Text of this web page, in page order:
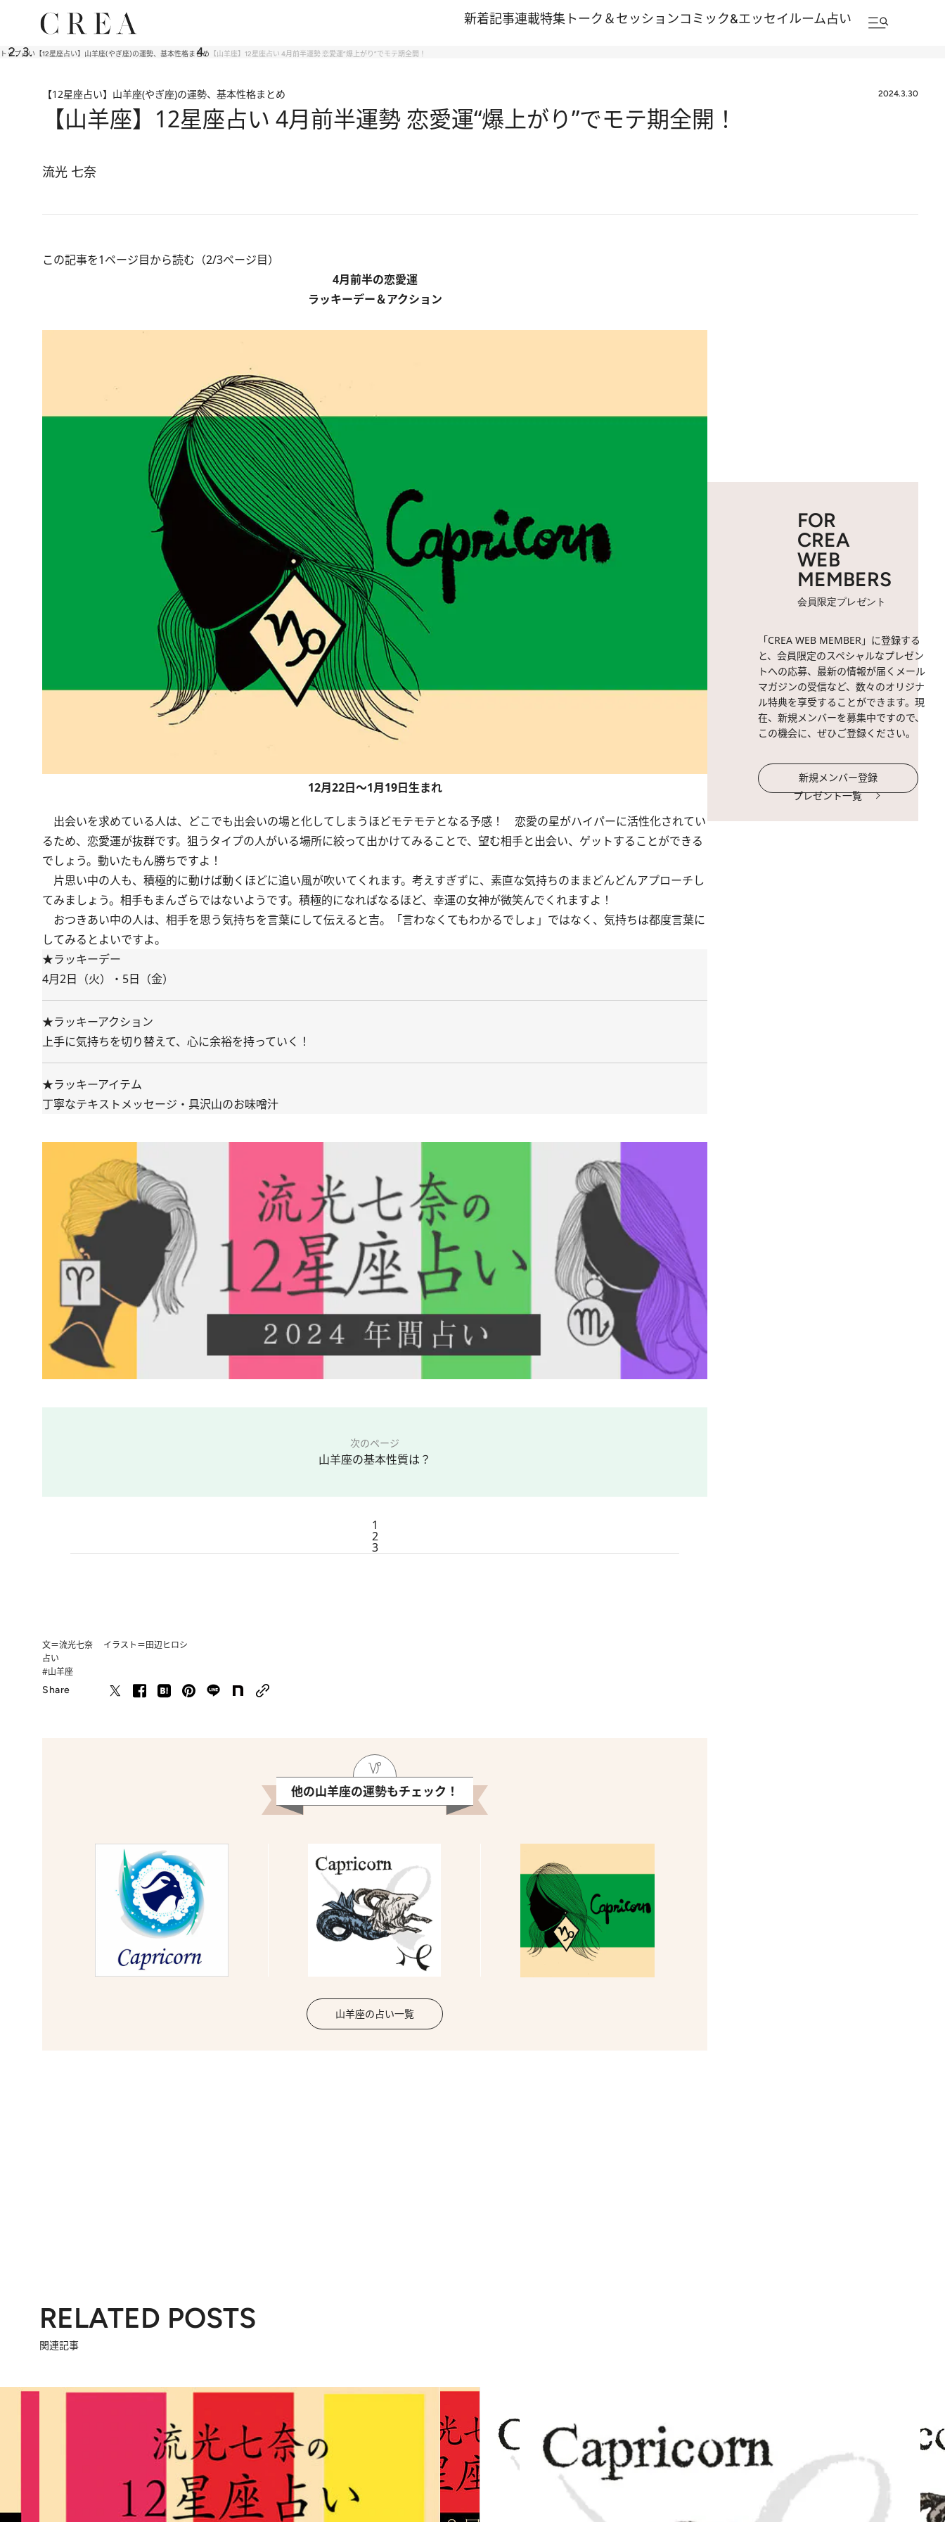
新着記事連載特集 トーク＆セッションコミック&エッセイルーム占い
トップ占い 【12星座占い】山羊座(やぎ座)の運勢、基本性格まとめ 【山羊座】12星座占い 4月前半運勢 恋愛運“爆上がり”でモテ期全開！
【12星座占い】山羊座(やぎ座)の運勢、基本性格まとめ 2024.3.30
【山羊座】12星座占い 4月前半運勢 恋愛運“爆上がり”でモテ期全開！
流光 七奈
この記事を1ページ目から読む（2/3ページ目）
4月前半の恋愛運
ラッキーデー＆アクション
12月22日～1月19日生まれ
出会いを求めている人は、どこでも出会いの場と化してしまうほどモテモテとなる予感！ 恋愛の星がハイパーに活性化されてい
るため、恋愛運が抜群です。狙うタイプの人がいる場所に絞って出かけてみることで、望む相手と出会い、ゲットすることができる
でしょう。動いたもん勝ちですよ！
片思い中の人も、積極的に動けば動くほどに追い風が吹いてくれます。考えすぎずに、素直な気持ちのままどんどんアプローチし
てみましょう。相手もまんざらではないようです。積極的になればなるほど、幸運の女神が微笑んでくれますよ！
おつきあい中の人は、相手を思う気持ちを言葉にして伝えると吉。「言わなくてもわかるでしょ」ではなく、気持ちは都度言葉に
してみるとよいですよ。
★ラッキーデー
4月2日（火）・5日（金）
★ラッキーアクション
上手に気持ちを切り替えて、心に余裕を持っていく！
★ラッキーアイテム
丁寧なテキストメッセージ・具沢山のお味噌汁
次のページ
山羊座の基本性質は？
1
2
3
文＝流光七奈 イラスト＝田辺ヒロシ
占い
#山羊座
Share
他の山羊座の運勢もチェック！
山羊座の占い一覧
FOR
CREA
WEB
MEMBERS
会員限定プレゼント
「CREA WEB MEMBER」に登録する
と、会員限定のスペシャルなプレゼン
トへの応募、最新の情報が届くメール
マガジンの受信など、数々のオリジナ
ル特典を享受することができます。現
在、新規メンバーを募集中ですので、
この機会に、ぜひご登録ください。
新規メンバー登録
プレゼント一覧
RELATED POSTS
関連記事